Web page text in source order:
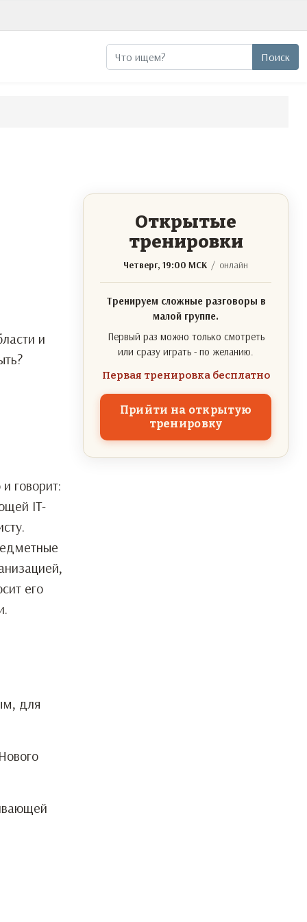
Поиск Поиск
и
говорит:
IT-
его
для
Открытые
тренировки
Четверг, 19:00 МСК / онлайн
Тренируем сложные разговоры в
малой группе.
Первый раз можно только смотреть
или сразу играть - по желанию.
Первая тренировка бесплатно
Прийти на открытую
тренировку